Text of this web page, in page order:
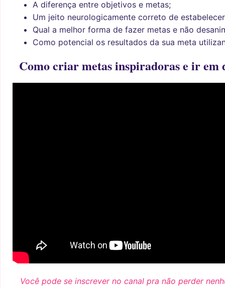
A diferença entre objetivos e metas;
Um jeito neurologicamente correto de
Qual a melhor forma de fazer metas e não
Como potencial os resultados da sua meta
Como criar metas inspiradoras e ir em
Você pode se inscrever no canal pra não perder